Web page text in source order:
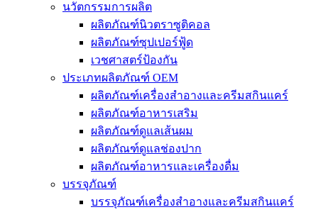
นวัตกรรมการผลิต
ผลิตภัณฑ์นิวตราซูติคอล
ผลิตภัณฑ์ซุปเปอร์ฟู้ด
เวชศาสตร์ป้องกัน
ประเภทผลิตภัณฑ์ OEM
ผลิตภัณฑ์เครื่องสำอางและครีมสกินแคร์
ผลิตภัณฑ์อาหารเสริม
ผลิตภัณฑ์ดูแลเส้นผม
ผลิตภัณฑ์ดูแลช่องปาก
ผลิตภัณฑ์อาหารและเครื่องดื่ม
บรรจุภัณฑ์
บรรจุภัณฑ์เครื่องสำอางและครีมสกินแคร์